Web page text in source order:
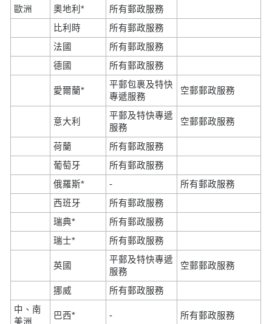
歐洲 奧地利*
所有郵政服務
比利時
所有郵政服務
法國
所有郵政服務
德國
所有郵政服務
愛爾蘭*
平郵包裹及特快
專遞服務
空郵郵政服務
意大利
平郵及特快專遞
服務
空郵郵政服務
荷蘭
所有郵政服務
葡萄牙
所有郵政服務
俄羅斯*
-
所有郵政服務
西班牙
所有郵政服務
瑞典*
所有郵政服務
瑞士*
所有郵政服務
英國
平郵及特快專遞
服務
空郵郵政服務
挪威
所有郵政服務
中、南
美洲
巴西* - 所有郵政服務